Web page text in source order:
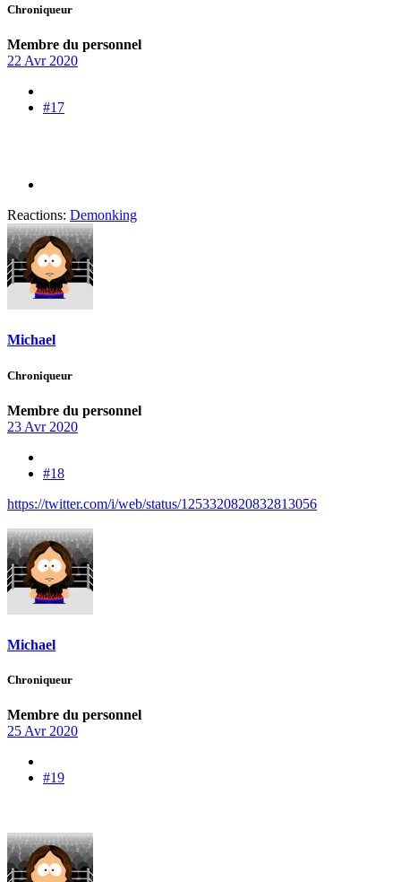
Chroniqueur
Membre du personnel
22 Avr 2020
#17
Reactions: Demonking
Michael
Chroniqueur
Membre du personnel
23 Avr 2020
#18
https://twitter.com/i/web/status/1253320820832813056
Michael
Chroniqueur
Membre du personnel
25 Avr 2020
#19